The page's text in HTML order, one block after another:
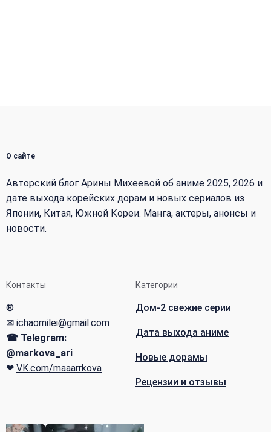
О сайте
Авторский блог Арины Михеевой об аниме 2025, 2026 и
дате выхода корейских дорам и новых сериалов из
Японии, Китая, Южной Кореи. Манга, актеры, анонсы и
новости.
Контакты
®
✉ ichaomilei@gmail.com
☎ Telegram:
@markova_ari
❤ VK.com/maaarrkova
Категории
Дом-2 свежие серии
Дата выхода аниме
Новые дорамы
Рецензии и отзывы